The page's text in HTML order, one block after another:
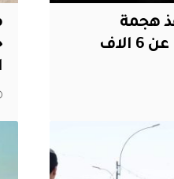
هجمة
إلكترونية عطّلت الإنترنت عن 6 الاف